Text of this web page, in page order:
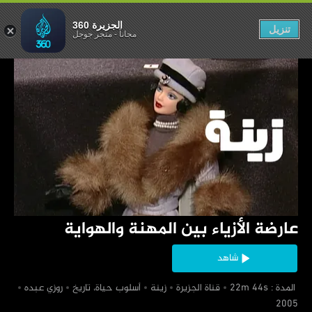
‏عارضة الأزياء بين المهنة والهواية
شاهد
‏ المدة : 22m 44s
‏قناة الجزيرة ‏زينة ‏أسلوب حياة، تاريخ
‏روزي عبده
المهنة والهواية
الجزيرة 360
مجاناً-متجر جوجل تنزيل